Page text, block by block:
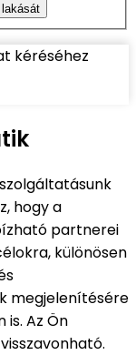
kéréséhez
hogy a
partnerei
különösen
megjelenítésére
Az Ön